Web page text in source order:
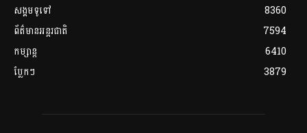
សង្គមទូទៅ
8360
ព័ត៌មានអន្តរជាតិ
7594
កម្សាន្ត
6410
ប្លែកៗ
3879